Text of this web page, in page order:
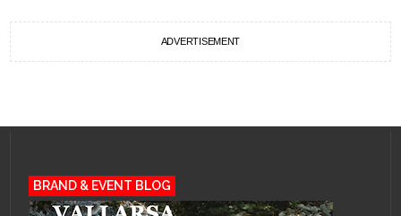
ADVERTISEMENT
BRAND & EVENT BLOG